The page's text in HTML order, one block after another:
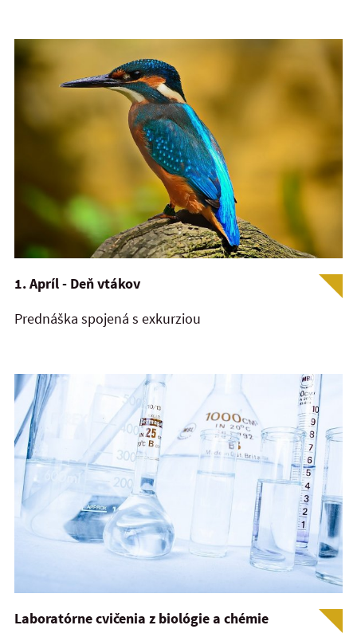
1. Apríl - Deň vtákov
Prednáška spojená s exkurziou
Laboratórne cvičenia z biológie a chémie